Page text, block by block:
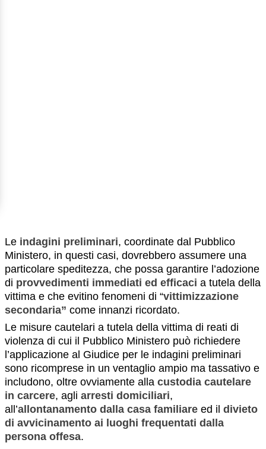
Le indagini preliminari, coordinate dal Pubblico
Ministero, in questi casi, dovrebbero assumere una
particolare speditezza, che possa garantire l’adozione
di provvedimenti immediati ed efficaci a tutela della
vittima e che evitino fenomeni di “vittimizzazione
secondaria” come innanzi ricordato.
Le misure cautelari a tutela della vittima di reati di
violenza di cui il Pubblico Ministero può richiedere
l’applicazione al Giudice per le indagini preliminari
sono ricomprese in un ventaglio ampio ma tassativo e
includono, oltre ovviamente alla custodia cautelare
in carcere, agli arresti domiciliari,
all’allontanamento dalla casa familiare ed il divieto
di avvicinamento ai luoghi frequentati dalla
persona offesa.